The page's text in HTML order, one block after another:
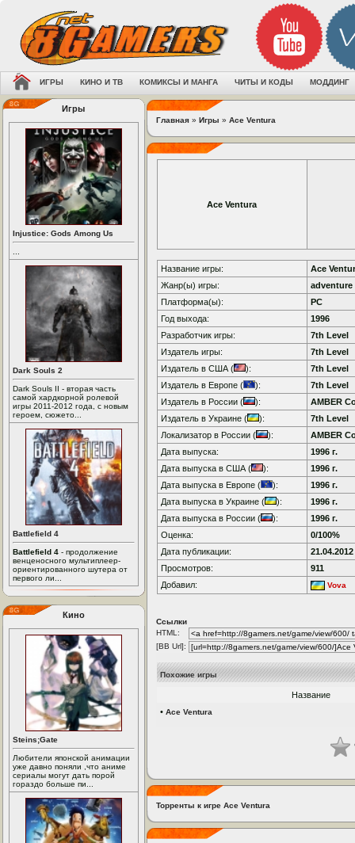
ИГРЫ КИНО И ТВ КОМИКСЫ И МАНГА ЧИТЫ И КОДЫ МОДДИНГ
Игры
Injustice: Gods Among Us
Dark Souls 2
Dark Souls II - вторая часть
самой хардкорной ролевой
игры 2011-2012 года, с новым
героем, сюжето...
Battlefield 4
Battlefield 4 - продолжение
венценосного мультиплеер-
ориентированного шутера от
первого ли...
Кино
Steins;Gate
Любители японской анимации
уже давно поняли ,что аниме
сериалы могут дать порой
гораздо больше пи...
Главная » Игры » Ace Ventura
Ace Ventura
Название игры:
Ace
Жанр(ы) игры:
adventure
Платформа(ы):
PC
Год выхода:
1996
Разработчик игры:
7th Level
Издатель игры:
7th Level
Издатель в США (
):
7th Level
Издатель в Европе (
):
7th Level
Издатель в России (
):
AMBER
Издатель в Украине (
):
7th Level
Локализатор в России (
):
AMBER
Дата выпуска:
1996 г.
Дата выпуска в США (
):
1996 г.
Дата выпуска в Европе (
):
1996 г.
Дата выпуска в Украине (
):
1996 г.
Дата выпуска в России (
):
1996 г.
Оценка:
0/100%
Дата публикации:
21.04.2012
Просмотров:
911
Добавил:
Vova
Ссылки
HTML:
[BB Url]:
Похожие игры
Название
• Ace Ventura
Торренты к игре Ace Ventura